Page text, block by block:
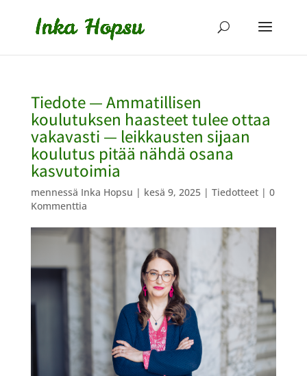
Tiedote — Ammatillisen
koulutuksen haasteet tulee ottaa
vakavasti — leikkausten sijaan
koulutus pitää nähdä osana
kasvutoimia
mennessä Inka Hopsu | kesä 9, 2025| Tiedotteet| 0
Kommenttia